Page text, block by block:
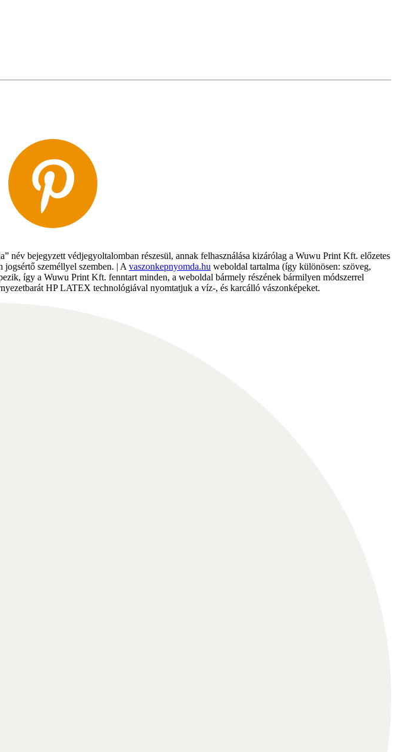
név bejegyzett védjegyoltalomban részesül, annak felhasználása kizárólag a Wuwu Print Kft. előzetes
jogsértő személlyel szemben. | A vaszonkepnyomda.hu weboldal tartalma (így különösen: szöveg,
így a Wuwu Print Kft. fenntart minden, a weboldal bármely részének bármilyen módszerrel
HP LATEX technológiával nyomtatjuk a víz-, és karcálló vászonképeket.